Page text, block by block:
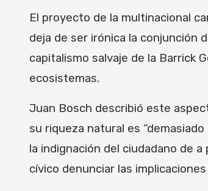
El proyecto de la multinacional
deja de ser irónica la conjunción
capitalismo salvaje de la Barrick
ecosistemas.
Juan Bosch describió este
su riqueza natural es
la indignación del ciudadano de
cívico denunciar las